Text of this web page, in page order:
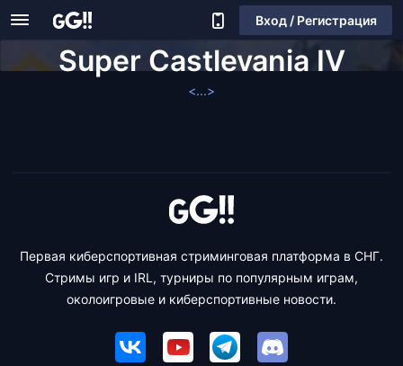
Вход / Регистрация
Super Castlevania IV
<...>
Первая киберспортивная стриминговая платформа в СНГ.
Стримы игр и IRL, турниры по популярным играм,
околоигровые и киберспортивные новости.